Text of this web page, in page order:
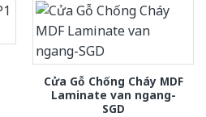
Cửa Gỗ Chống Cháy MDF
Laminate van ngang-
SGD